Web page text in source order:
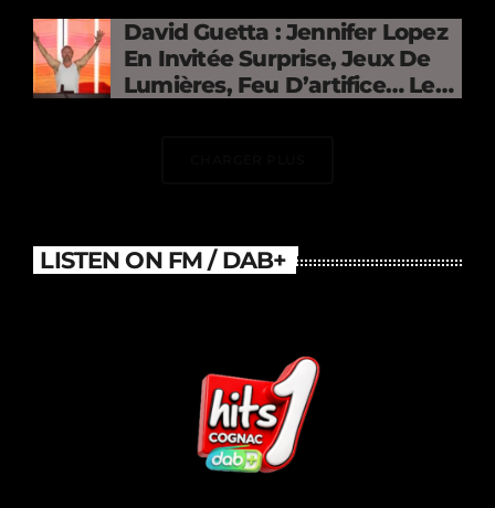
France
David Guetta : Jennifer Lopez
En Invitée Surprise, Jeux De
Lumières, Feu D’artifice… Le
LISTEN ON FM / DAB+